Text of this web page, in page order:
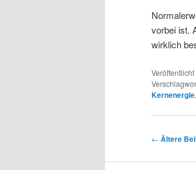
vorbei ist.
wirklich
Kernenergie,
Beitrags-
← Ältere